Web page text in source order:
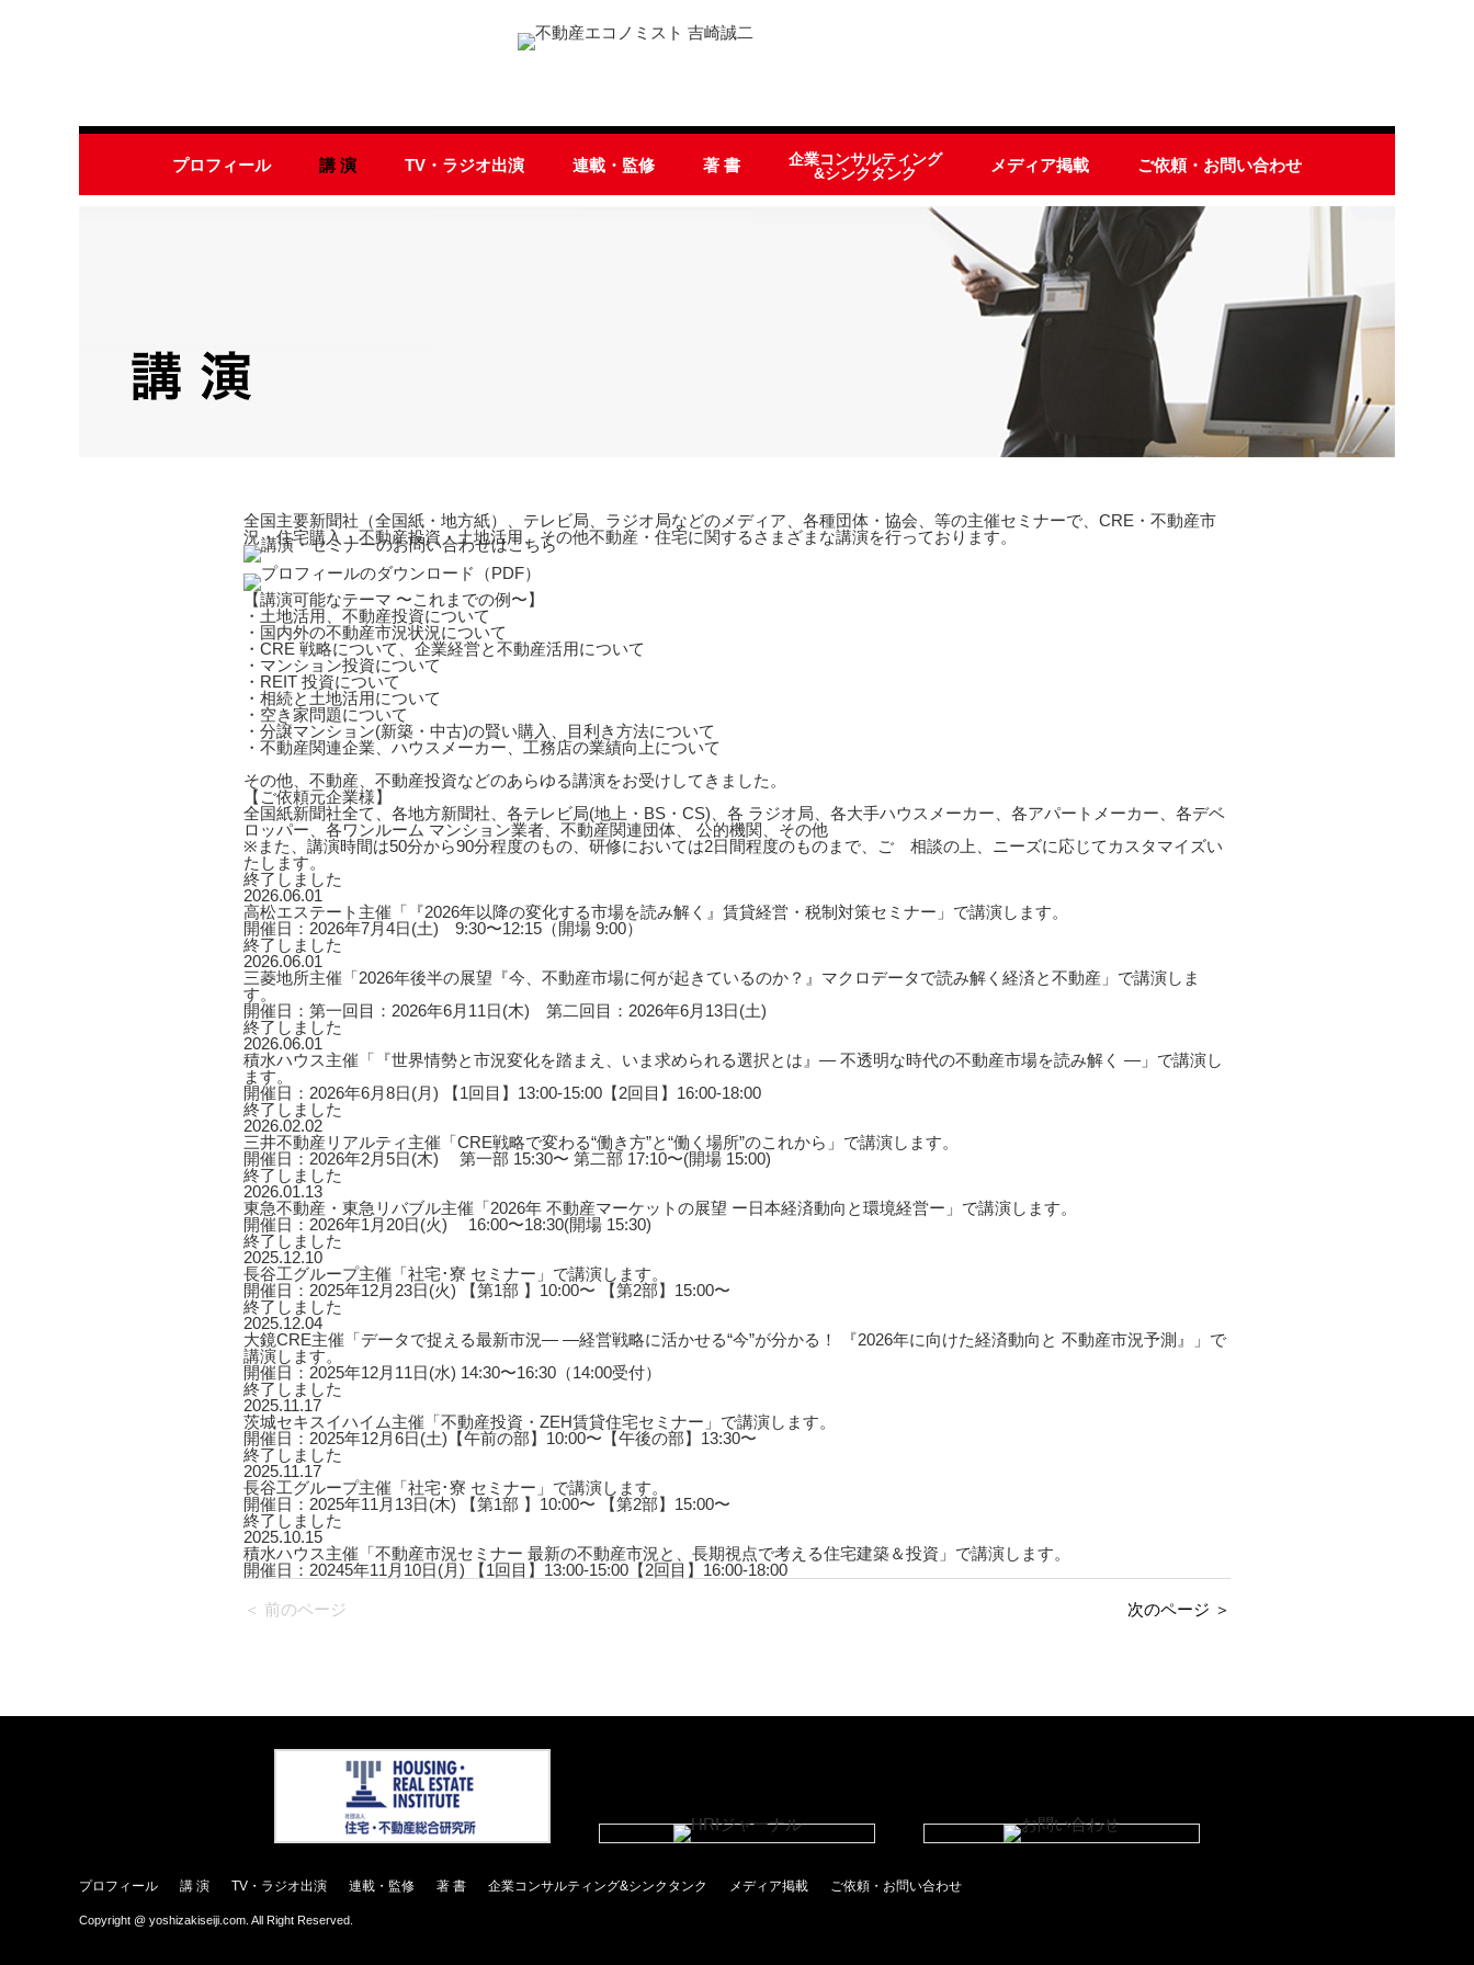
プロフィール 講 演 TV・ラジオ出演 連載・監修 著 書
企業コンサルティング
&シンクタンク
メディア掲載 ご依頼・お問い合わせ
全国主要新聞社（全国紙・地方紙）、テレビ局、ラジオ局などのメディア、各種団体・協会、等の主催セミナーで、CRE・不動産市
況・住宅購入・不動産投資・土地活用、その他不動産・住宅に関するさまざまな講演を行っております。
【講演可能なテーマ 〜これまでの例〜】
・土地活用、不動産投資について
・国内外の不動産市況状況について
・CRE 戦略について、企業経営と不動産活用について
・マンション投資について
・REIT 投資について
・相続と土地活用について
・空き家問題について
・分譲マンション(新築・中古)の賢い購入、目利き方法について
・不動産関連企業、ハウスメーカー、工務店の業績向上について
その他、不動産、不動産投資などのあらゆる講演をお受けしてきました。
【ご依頼元企業様】
全国紙新聞社全て、各地方新聞社、各テレビ局(地上・BS・CS)、各 ラジオ局、各大手ハウスメーカー、各アパートメーカー、各デベ
ロッパー、各ワンルーム マンション業者、不動産関連団体、 公的機関、その他
※また、講演時間は50分から90分程度のもの、研修においては2日間程度のものまで、ご゙相談の上、ニーズに応じてカスタマイズい
たします。
終了しました
2026.06.01
高松エステート主催「『2026年以降の変化する市場を読み解く』賃貸経営・税制対策セミナー」で講演します。
開催日：2026年7月4日(土) 9:30〜12:15（開場 9:00）
終了しました
2026.06.01
三菱地所主催「2026年後半の展望『今、不動産市場に何が起きているのか？』マクロデータで読み解く経済と不動産」で講演しま
す。
開催日：第一回目：2026年6月11日(木) 第二回目：2026年6月13日(土)
終了しました
2026.06.01
積水ハウス主催「『世界情勢と市況変化を踏まえ、いま求められる選択とは』― 不透明な時代の不動産市場を読み解く ―」で講演し
ます。
開催日：2026年6月8日(月) 【1回目】13:00-15:00【2回目】16:00-18:00
終了しました
2026.02.02
三井不動産リアルティ主催「CRE戦略で変わる“働き方”と“働く場所”のこれから」で講演します。
開催日：2026年2月5日(木) 第一部 15:30〜 第二部 17:10〜(開場 15:00)
終了しました
2026.01.13
東急不動産・東急リバブル主催「2026年 不動産マーケットの展望 ー日本経済動向と環境経営ー」で講演します。
開催日：2026年1月20日(火) 16:00〜18:30(開場 15:30)
終了しました
2025.12.10
長谷工グループ主催「社宅･寮 セミナー」で講演します。
開催日：2025年12月23日(火) 【第1部 】10:00〜 【第2部】15:00〜
終了しました
2025.12.04
大鏡CRE主催「データで捉える最新市況― ―経営戦略に活かせる“今”が分かる！ 『2026年に向けた経済動向と 不動産市況予測』」で
講演します。
開催日：2025年12月11日(水) 14:30〜16:30（14:00受付）
終了しました
2025.11.17
茨城セキスイハイム主催「不動産投資・ZEH賃貸住宅セミナー」で講演します。
開催日：2025年12月6日(土)【午前の部】10:00〜【午後の部】13:30〜
終了しました
2025.11.17
長谷工グループ主催「社宅･寮 セミナー」で講演します。
開催日：2025年11月13日(木) 【第1部 】10:00〜 【第2部】15:00〜
終了しました
2025.10.15
積水ハウス主催「不動産市況セミナー 最新の不動産市況と、長期視点で考える住宅建築＆投資」で講演します。
開催日：20245年11月10日(月) 【1回目】13:00-15:00【2回目】16:00-18:00
＜ 前のページ 次のページ ＞
プロフィール 講 演 TV・ラジオ出演 連載・監修 著 書 企業コンサルティング&シンクタンク メディア掲載 ご依頼・お問い合わせ
Copyright @ yoshizakiseiji.com. All Right Reserved.